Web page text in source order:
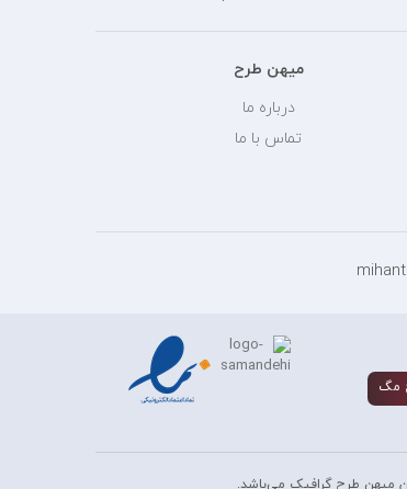
میهن طرح
درباره ما
تماس با ما
مگ
میهن طرح گرافیک می‌باشد.